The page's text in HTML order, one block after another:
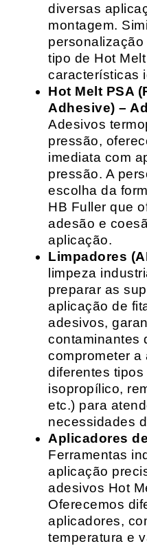
diversas
montagem.
tipo de Hot
características
Hot Melt PSA
Adhesive) –
Adesivos
pressão,
imediata com
pressão. A
escolha da
HB Fuller que
adesão e
aplicação.
Limpadores
limpeza
preparar as
aplicação de
adesivos,
contaminantes
comprometer a
diferentes tipos
isopropílico,
etc.) para
necessidades
Aplicadores
Ferramentas
aplicação
adesivos Hot
Oferecemos
aplicadores,
temperatura e